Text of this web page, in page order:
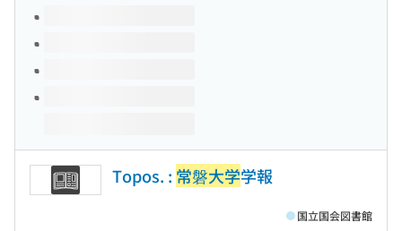
Topos. : 常磐大学学報
国立国会図書館